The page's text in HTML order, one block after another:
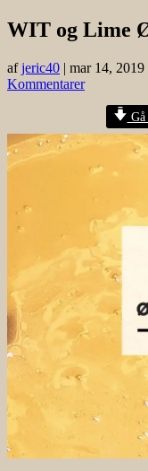
WIT og Lime
afjeric40 | mar 14, 2019
Kommentarer